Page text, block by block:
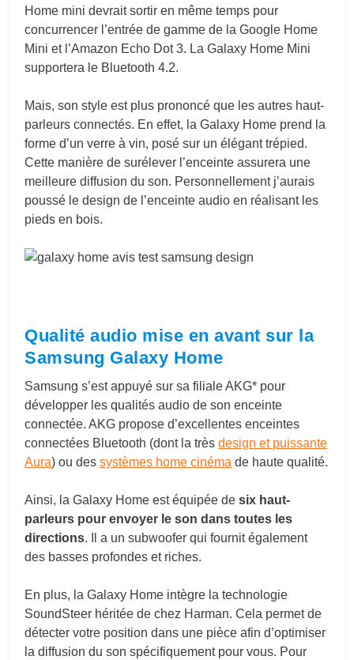
Home mini devrait sortir en même temps pour
concurrencer l’entrée de gamme de la Google Home
Mini et l’Amazon Echo Dot 3. La Galaxy Home Mini
supportera le Bluetooth 4.2.
Mais, son style est plus prononcé que les autres haut-
parleurs connectés. En effet, la Galaxy Home prend la
forme d’un verre à vin, posé sur un élégant trépied.
Cette manière de surélever l’enceinte assurera une
meilleure diffusion du son. Personnellement j’aurais
poussé le design de l’enceinte audio en réalisant les
pieds en bois.
Qualité audio mise en avant sur la
Samsung Galaxy Home
Samsung s’est appuyé sur sa filiale AKG* pour
développer les qualités audio de son enceinte
connectée. AKG propose d’excellentes enceintes
connectées Bluetooth (dont la trèsdesign et puissante
Aura) ou dessystèmes home cinéma de haute qualité.
Ainsi, la Galaxy Home est équipée desix haut-
parleurs pour envoyer le son dans toutes les
directions. Il a un subwoofer qui fournit également
des basses profondes et riches.
En plus, la Galaxy Home intègre la technologie
SoundSteer héritée de chez Harman. Cela permet de
détecter votre position dans une pièce afin d’optimiser
la diffusion du son spécifiquement pour vous. Pour